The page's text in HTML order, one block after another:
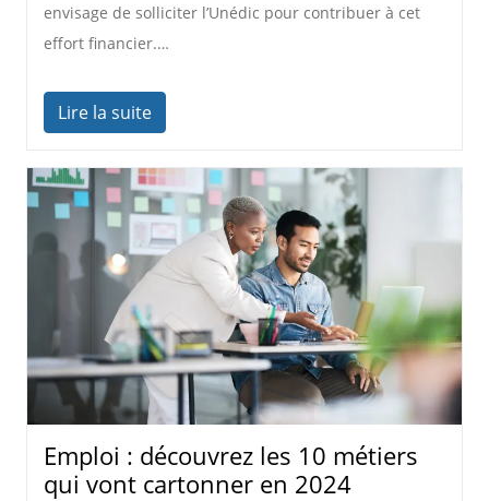
envisage de solliciter l’Unédic pour contribuer à cet
effort financier.…
Lire la suite
Emploi : découvrez les 10 métiers
qui vont cartonner en 2024